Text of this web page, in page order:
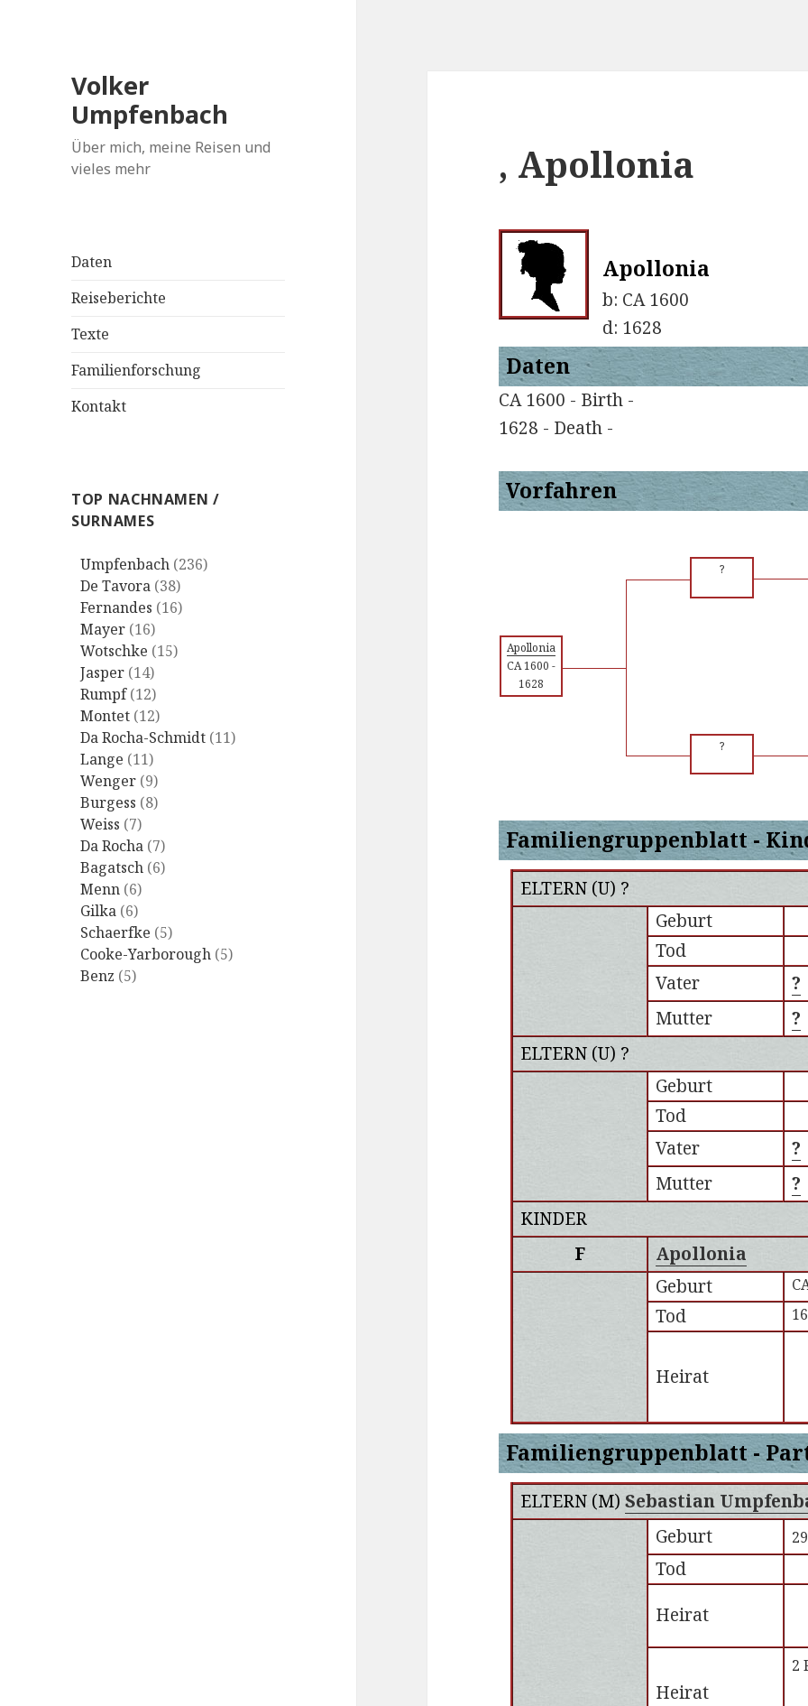
Volker
Umpfenbach
Über mich, meine Reisen und
vieles mehr
Daten
Reiseberichte
Texte
Familienforschung
Kontakt
TOP NACHNAMEN /
SURNAMES
Umpfenbach (236)
De Tavora (38)
Fernandes (16)
Mayer (16)
Wotschke (15)
Jasper (14)
Rumpf(12)
Montet (12)
Da Rocha-Schmidt (11)
Lange (11)
Wenger (9)
Burgess (8)
Weiss (7)
Da Rocha (7)
Bagatsch (6)
Menn (6)
Gilka (6)
Schaerfke (5)
Cooke-Yarborough (5)
Benz (5)
, Apollonia
Apollonia
b: CA 1600
d: 1628
Daten
CA 1600 - Birth -
1628 - Death -
Vorfahren
?
Apollonia
CA 1600 -
1628
?
Familiengruppenblatt -
ELTERN (U) ?
Geburt
Tod
Vater
?
Mutter
?
ELTERN (U) ?
Geburt
Tod
Vater
?
Mutter
?
KINDER
F
Apollonia
Geburt
Tod
Heirat
Familiengruppenblatt -
ELTERN (M)Sebastian
Geburt
Tod
Heirat
Heirat
2